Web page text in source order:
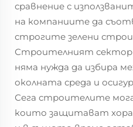
сравнение с
на компаниите да
строгите зелени
Строителният сектор
няма нужда да избира
околната среда и
Сега строителите
които защитават